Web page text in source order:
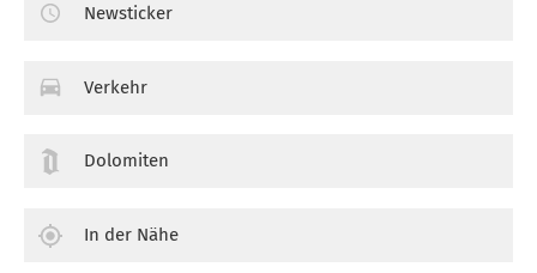
Newsticker
Verkehr
Dolomiten
In der Nähe